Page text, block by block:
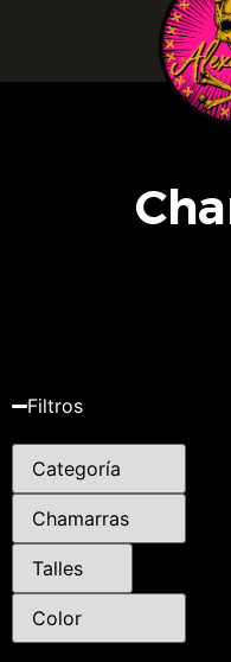
Filtros